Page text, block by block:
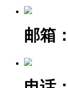
邮箱：